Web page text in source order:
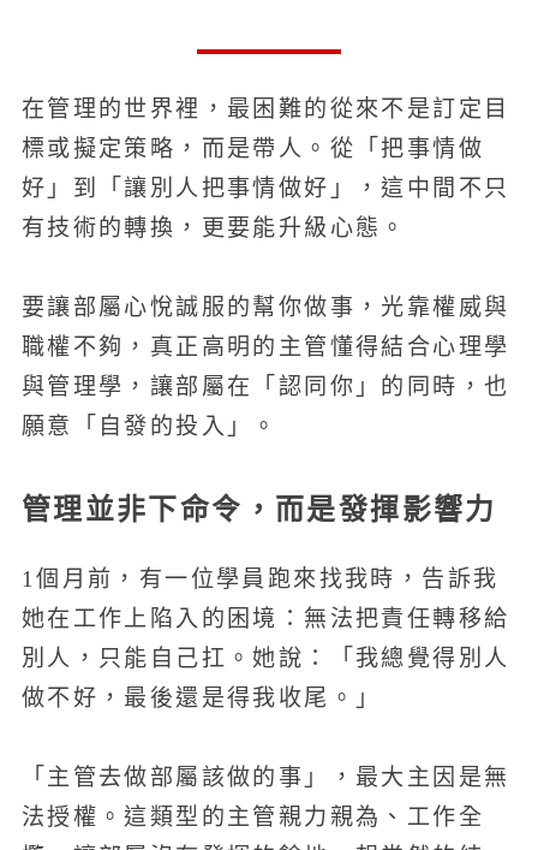
在管理的世界裡，最困難的從來不是訂定目
標或擬定策略，而是帶人。從「把事情做
好」到「讓別人把事情做好」，這中間不只
有技術的轉換，更要能升級心態。
要讓部屬心悅誠服的幫你做事，光靠權威與
職權不夠，真正高明的主管懂得結合心理學
與管理學，讓部屬在「認同你」的同時，也
願意「自發的投入」。
管理並非下命令，而是發揮影響力
1個月前，有一位學員跑來找我時，告訴我
她在工作上陷入的困境：無法把責任轉移給
別人，只能自己扛。她說：「我總覺得別人
做不好，最後還是得我收尾。」
「主管去做部屬該做的事」，最大主因是無
法授權。這類型的主管親力親為、工作全